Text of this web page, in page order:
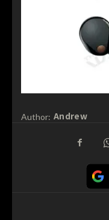
Author: Andrew